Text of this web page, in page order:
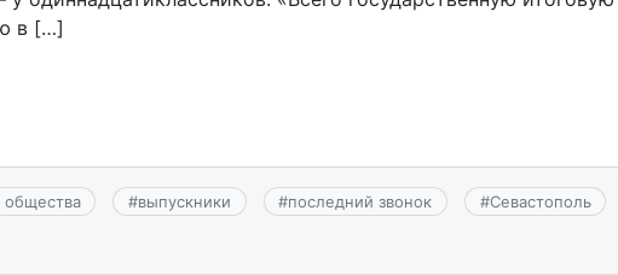
в […]
#выпускники #последний звонок #Севастополь